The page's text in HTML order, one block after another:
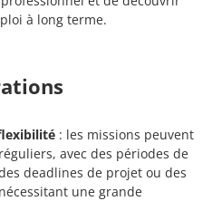
à long terme.
: les missions peuvent
avec des périodes de
deadlines de projet ou des
une grande